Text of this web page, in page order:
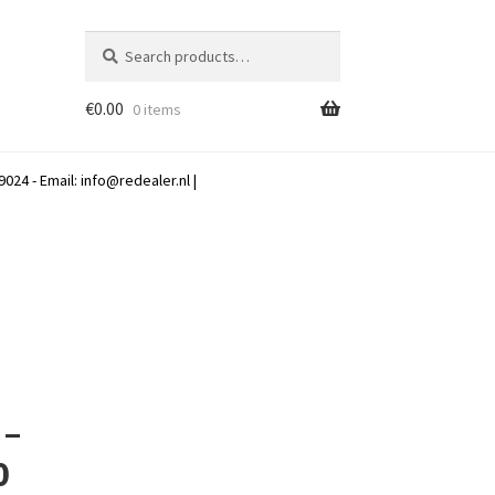
for:
€0.00 0 items
- Email: info@redealer.nl|